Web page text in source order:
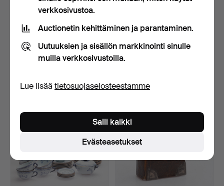
RANNEKORU, 18K
valkokultaa. Kokonaispaino
1 päivä
3 tarjousta
INGVAR ANDERSSON.
1 päivä
Arvio
verkkosivustoa.
Auctionetin kehittäminen ja parantaminen.
Uutuuksien ja sisällön markkinointi sinulle
muilla verkkosivustoilla.
Lue lisää tietosuojaselosteestamme
Evästeasetukset
Salli kaikki